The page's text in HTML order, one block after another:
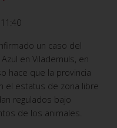
un caso del
en Vilademuls, en
hace que la provincia
el estatus de zona libre
regulados bajo
de los animales.